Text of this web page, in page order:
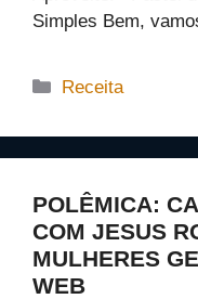
Simples Bem,
Categorias
Receita
POLÊMICA:
COM JESUS
MULHERES
WEB